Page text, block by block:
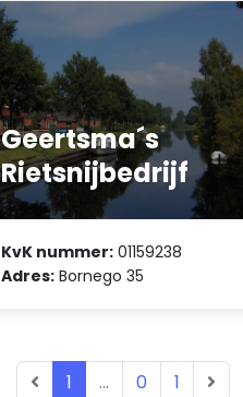
Geertsma´s
Rietsnijbedrijf
KvK nummer: 01159238
Adres: Bornego 35
1 ... 0 1